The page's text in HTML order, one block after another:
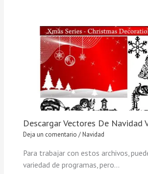
Descargar Vectores De Navidad
Deja un comentario /Navidad
Para trabajar con estos archivos,
variedad de programas, pero…